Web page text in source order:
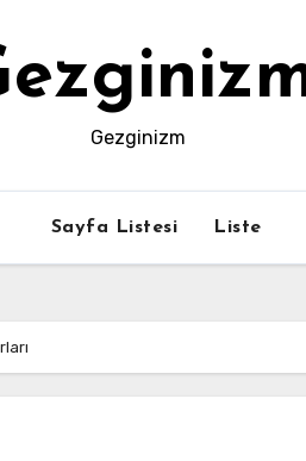
Gezginizm
Sayfa Listesi Liste